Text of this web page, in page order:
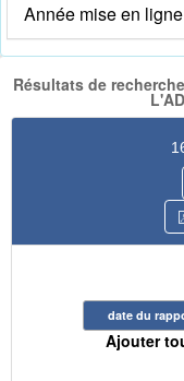
Année mise en ligne
Résultats de
date du
Ajouter